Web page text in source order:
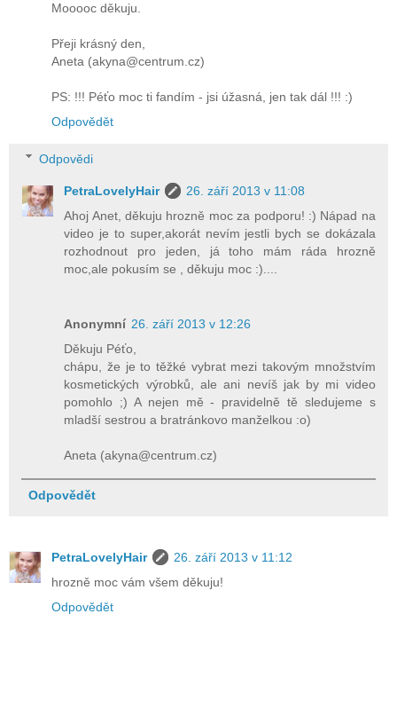
Mooooc děkuju.
Přeji krásný den,
Aneta (akyna@centrum.cz)
PS: !!! Péťo moc ti fandím - jsi úžasná, jen tak dál !!! :)
Odpovědět
Odpovědi
PetraLovelyHair
26. září 2013 v 11:08
Ahoj Anet, děkuju hrozně moc za podporu! :) Nápad na
video je to super,akorát nevím jestli bych se dokázala
rozhodnout pro jeden, já toho mám ráda hrozně
moc,ale pokusím se , děkuju moc :)....
Anonymní 26. září 2013 v 12:26
Děkuju Péťo,
chápu, že je to těžké vybrat mezi takovým množstvím
kosmetických výrobků, ale ani nevíš jak by mi video
pomohlo ;) A nejen mě - pravidelně tě sledujeme s
mladší sestrou a bratránkovo manželkou :o)
Aneta (akyna@centrum.cz)
Odpovědět
PetraLovelyHair
26. září 2013 v 11:12
hrozně moc vám všem děkuju!
Odpovědět